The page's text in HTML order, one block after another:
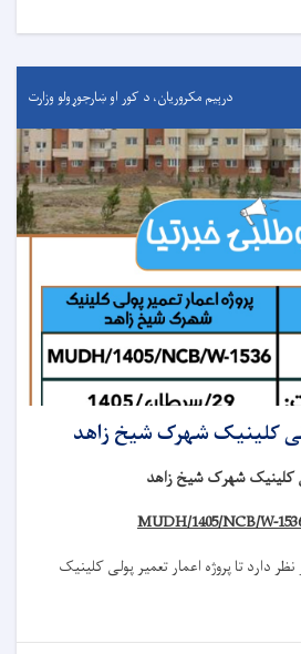
درېيم مکروریان، د کور او ښارجوړولو وزارت
کلینیک شهرک شیخ زاهد
کلینیک شهرک شیخ زاهد
MUDH/1405/NCB/W-
دارد تاپروژه اعمار تعمیرپولی کلینیک